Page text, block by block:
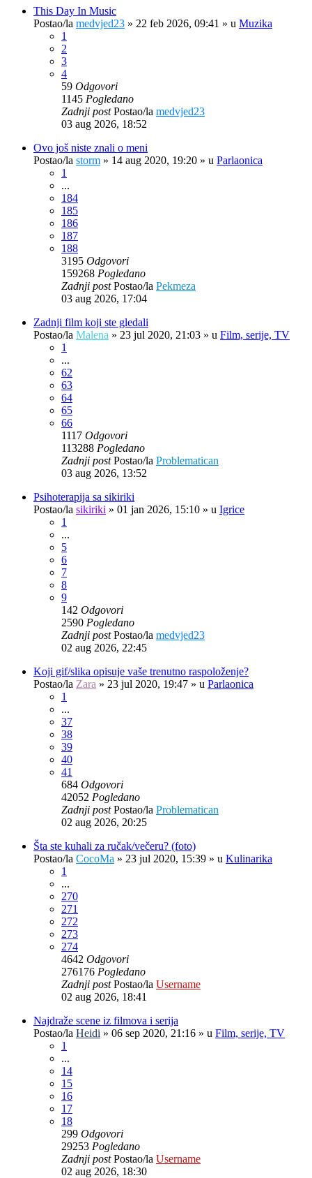
This Day In Music
Postao/la medvjed23 » 22 feb 2026, 09:41 » u Muzika
1
2
3
4
59 Odgovori
1145 Pogledano
Zadnji postPostao/la medvjed23
03 aug 2026, 18:52
Ovo još niste znali o meni
Postao/la storm » 14 aug 2020, 19:20 » u Parlaonica
1
...
184
185
186
187
188
3195 Odgovori
159268 Pogledano
Zadnji postPostao/la Pekmeza
03 aug 2026, 17:04
Zadnji film koji ste gledali
Postao/la Malena » 23 jul 2020, 21:03 » u Film, serije, TV
1
...
62
63
64
65
66
1117 Odgovori
113288 Pogledano
Zadnji postPostao/la Problematican
03 aug 2026, 13:52
Psihoterapija sa sikiriki
Postao/la sikiriki » 01 jan 2026, 15:10 » u Igrice
1
...
5
6
7
8
9
142 Odgovori
2590 Pogledano
Zadnji postPostao/la medvjed23
02 aug 2026, 22:45
Koji gif/slika opisuje vaše trenutno raspoloženje?
Postao/la Zara » 23 jul 2020, 19:47 » u Parlaonica
1
...
37
38
39
40
41
684 Odgovori
42052 Pogledano
Zadnji postPostao/la Problematican
02 aug 2026, 20:25
Šta ste kuhali za ručak/večeru? (foto)
Postao/la CocoMa » 23 jul 2020, 15:39 » u Kulinarika
1
...
270
271
272
273
274
4642 Odgovori
276176 Pogledano
Zadnji postPostao/la Username
02 aug 2026, 18:41
Najdraže scene iz filmova i serija
Postao/la Heidi » 06 sep 2020, 21:16 » u Film, serije, TV
1
...
14
15
16
17
18
299 Odgovori
29253 Pogledano
Zadnji postPostao/la Username
02 aug 2026, 18:30